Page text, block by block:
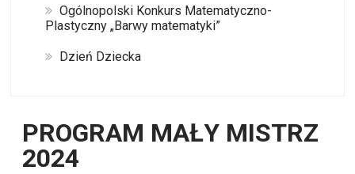
Ogólnopolski Konkurs Matematyczno-
Plastyczny „Barwy matematyki”
Dzień Dziecka
PROGRAM MAŁY MISTRZ
2024